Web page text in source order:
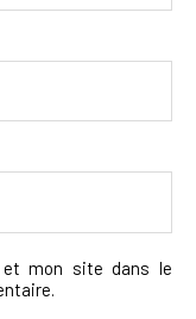
et mon site dans le